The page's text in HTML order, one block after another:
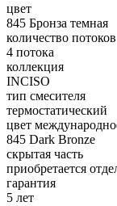
цвет
845 Бронза темная
количество потоков
4 потока
коллекция
INCISO
тип смесителя
термостатический
цвет
845 Dark Bronze
скрытая часть
приобретается
гарантия
5 лет